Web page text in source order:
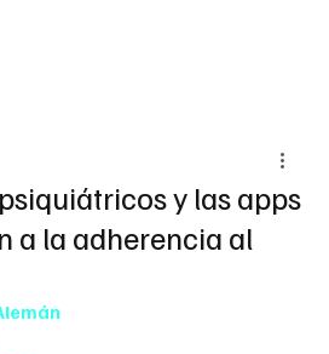
y las apps
a la adherencia al